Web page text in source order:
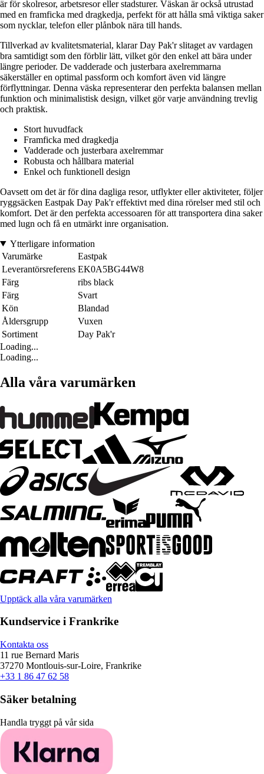
är för skolresor, arbetsresor eller stadsturer. Väskan är också utrustad
med en framficka med dragkedja, perfekt för att hålla små viktiga saker
som nycklar, telefon eller plånbok nära till hands.
Tillverkad av kvalitetsmaterial, klarar Day Pak'r slitaget av vardagen
bra samtidigt som den förblir lätt, vilket gör den enkel att bära under
längre perioder. De vadderade och justerbara axelremmarna
säkerställer en optimal passform och komfort även vid längre
förflyttningar. Denna väska representerar den perfekta balansen mellan
funktion och minimalistisk design, vilket gör varje användning trevlig
och praktisk.
Stort huvudfack
Framficka med dragkedja
Vadderade och justerbara axelremmar
Robusta och hållbara material
Enkel och funktionell design
Oavsett om det är för dina dagliga resor, utflykter eller aktiviteter, följer
ryggsäcken Eastpak Day Pak'r effektivt med dina rörelser med stil och
komfort. Det är den perfekta accessoaren för att transportera dina saker
med lugn och få en utmärkt inre organisation.
Ytterligare information
Varumärke
Eastpak
Leverantörsreferens EK0A5BG44W8
Färg
ribs black
Färg
Svart
Kön
Blandad
Åldersgrupp
Vuxen
Sortiment
Day Pak'r
Loading...
Loading...
Alla våra varumärken
Upptäck alla våra varumärken
Kundservice i Frankrike
Kontakta oss
11 rue Bernard Maris
37270 Montlouis-sur-Loire, Frankrike
+33 1 86 47 62 58
Säker betalning
Handla tryggt på vår sida